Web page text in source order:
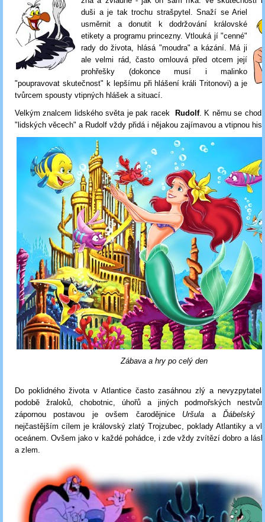
duši a je tak trochu strašpytel. Snaží se Ariel
usměrnit a donutit k dodržování královské
etikety a programu princezny. Vtlouká jí "cenné"
rady do života, hlásá "moudra" a kázání. Má ji
ale velmi rád, často omlouvá před otcem její
prohřešky (dokonce musí i malinko
"poupravovat skutečnost" k lepšímu při hlášení králi Tritonovi) a je
tvůrcem spousty vtipných hlášek a situací.
Velkým znalcem lidského světa je pak racek Rudolf. K němu se chodí
"lidských věcech" a Rudolf vždy přidá i nějakou zajímavou a vtipnou
Zábava a hry po celý den
Do poklidného života v Atlantice často zasáhnou zlý a
podobě žraloků, chobotnic, úhořů a jiných podmořských
zápornou postavou je ovšem čarodějnice Uršula aĎábelský
nejčastějším cílem je královský zlatý Trojzubec, poklady Atlantiky a
oceánem. Ovšem jako v každé pohádce, i zde vždy zvítězí dobro a
a zlem.